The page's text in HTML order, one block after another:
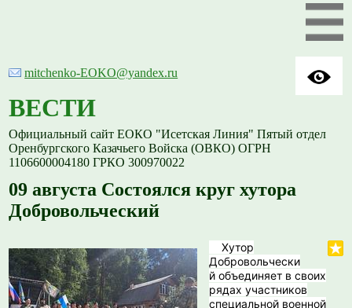
mitchenko-EOKO@yandex.ru
ВЕСТИ
Официальный сайт ЕОКО "Исетская Линия" Пятый отдел
Оренбургского Казачьего Войска (ОВКО) ОГРН
1106600004180 ГРКО 300970022
09 августа Состоялся круг хутора
Добровольческий
Хутор
Добровольчески
й объединяет в своих
рядах участников
специальной военной